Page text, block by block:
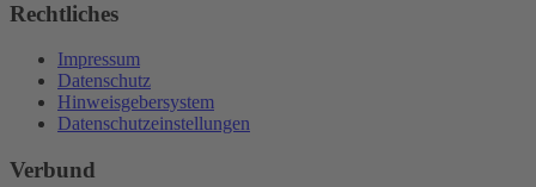
Rechtliches
Impressum
Datenschutz
Hinweisgebersystem
Datenschutzeinstellungen
Verbund